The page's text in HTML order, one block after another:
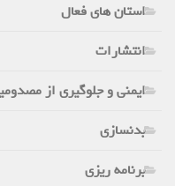
استان های فعال
انتشارات
ایمنی و جلوگیری از مصدومیت
بدنسازی
برنامه ریزی